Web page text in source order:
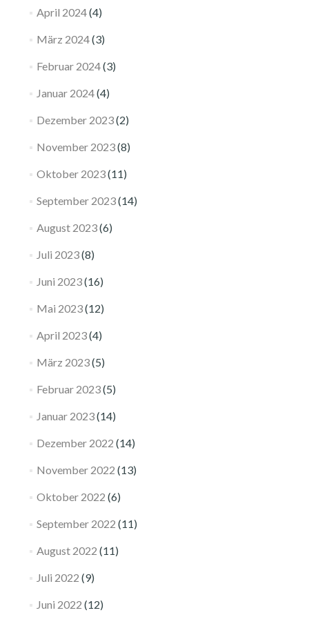
April 2024(4)
März 2024(3)
Februar 2024(3)
Januar 2024(4)
Dezember 2023(2)
November 2023(8)
Oktober 2023(11)
September 2023(14)
August 2023(6)
Juli 2023(8)
Juni 2023(16)
Mai 2023(12)
April 2023(4)
März 2023(5)
Februar 2023(5)
Januar 2023(14)
Dezember 2022 (14)
November 2022 (13)
Oktober 2022 (6)
September 2022 (11)
August 2022 (11)
Juli 2022 (9)
Juni 2022 (12)